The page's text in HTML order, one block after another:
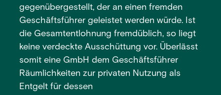
gegenübergestellt, der an einen fremden
Geschäftsführer geleistet werden würde. Ist
die Gesamtentlohnung fremdüblich, so liegt
keine verdeckte Ausschüttung vor. Überlässt
somit eine GmbH dem Geschäftsführer
Räumlichkeiten zur privaten Nutzung als
Entgelt für dessen